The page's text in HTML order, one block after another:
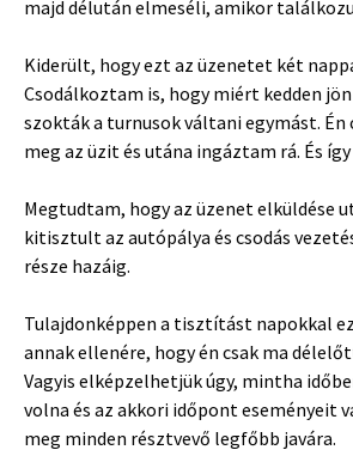
majd délután elmeséli, amikor
Kiderült, hogy ezt az üzenetet két
Csodálkoztam is, hogy miért kedden
szokták a turnusok váltani egymást.
meg az üzit és utána ingáztam rá. És
Megtudtam, hogy az üzenet elküldése
kitisztult az autópálya és csodás
része hazáig.
Tulajdonképpen a tisztítást napokkal
annak ellenére, hogy én csak ma
Vagyis elképzelhetjük úgy, mintha
volna és az akkori időpont eseményeit
meg minden résztvevő legfőbb javára.